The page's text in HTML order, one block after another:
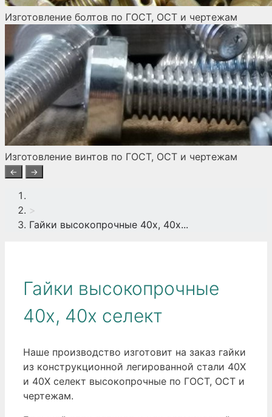
Изготовление болтов по ГОСТ, ОСТ и чертежам
Изготовление винтов по ГОСТ, ОСТ и чертежам
← →
>
Гайки высокопрочные 40х, 40х...
Гайки высокопрочные
40х, 40х селект
Наше производство изготовит на заказ гайки
из конструкционной легированной стали 40Х
и 40Х селект высокопрочные по ГОСТ, ОСТ и
чертежам.